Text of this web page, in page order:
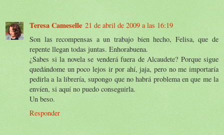
Teresa Cameselle 21 de abril de 2009 a las 16:19
Son las recompensas a un trabajo bien hecho, Felisa, que de
repente llegan todas juntas. Enhorabuena.
¿Sabes si la novela se venderá fuera de Alcaudete? Porque sigue
quedándome un poco lejos ir por ahí, jaja, pero no me importaría
pedirla a la librería, supongo que no habrá problema en que me la
envíen, si aquí no puedo conseguirla.
Un beso.
Responder